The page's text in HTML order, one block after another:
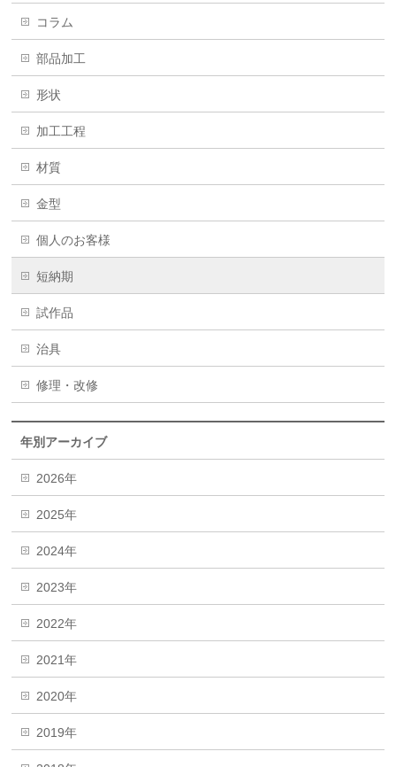
コラム
部品加工
形状
加工工程
材質
金型
個人のお客様
短納期
試作品
治具
修理・改修
年別アーカイブ
2026年
2025年
2024年
2023年
2022年
2021年
2020年
2019年